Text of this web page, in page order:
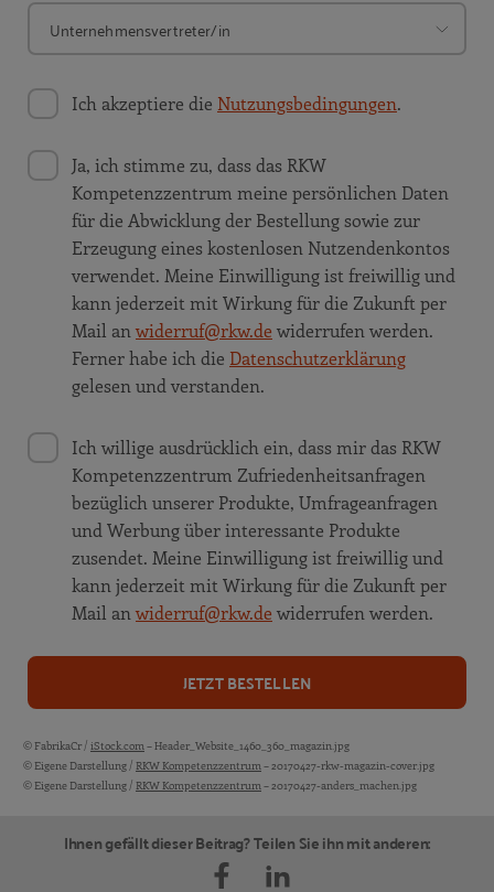
Ich akzeptiere die Nutzungsbedingungen.
Ja, ich stimme zu, dass das RKW
Kompetenzzentrum meine persönlichen Daten
für die Abwicklung der Bestellung sowie zur
Erzeugung eines kostenlosen Nutzendenkontos
verwendet. Meine Einwilligung ist freiwillig und
kann jederzeit mit Wirkung für die Zukunft per
Mail an widerruf@rkw.de widerrufen werden.
Ferner habe ich die Datenschutzerklärung
gelesen und verstanden.
Ich willige ausdrücklich ein, dass mir das RKW
Kompetenzzentrum Zufriedenheitsanfragen
bezüglich unserer Produkte, Umfrageanfragen
und Werbung über interessante Produkte
zusendet. Meine Einwilligung ist freiwillig und
kann jederzeit mit Wirkung für die Zukunft per
Mail an widerruf@rkw.de widerrufen werden.
JETZT BESTELLEN
Bildquellen und Copyright-Hinweise
© FabrikaCr / iStock.com– Header_Website_1460_360_magazin.jpg
© Eigene Darstellung / RKW Kompetenzzentrum– 20170427-rkw-magazin-cover.jpg
© Eigene Darstellung / RKW Kompetenzzentrum– 20170427-anders_machen.jpg
Ihnen gefällt dieser Beitrag? Teilen Sie ihn mit anderen: